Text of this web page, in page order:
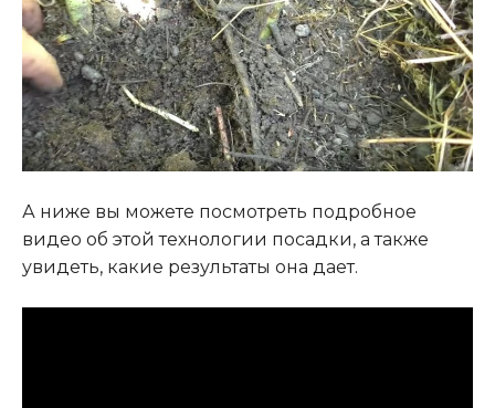
А ниже вы можете посмотреть подробное
видео об этой технологии посадки, а также
увидеть, какие результаты она дает.